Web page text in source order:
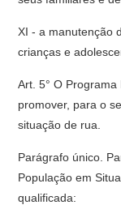
XI - a manutenção
crianças e
Art. 5° O
promover, para o
situação de rua.
Parágrafo único.
População em
qualificada: